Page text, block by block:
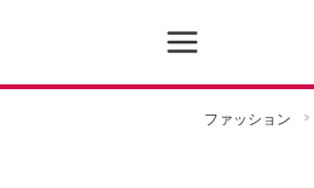
ファッション